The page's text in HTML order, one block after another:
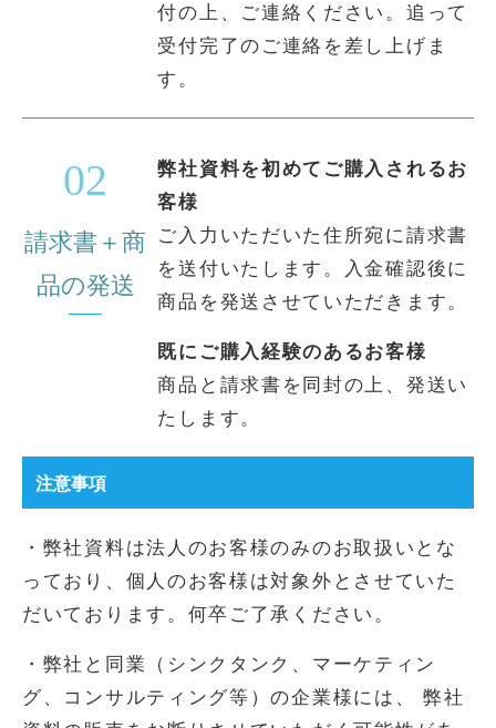
付の上、ご連絡ください。追って
受付完了のご連絡を差し上げま
す。
02
請求書＋商
品の発送
弊社資料を初めてご購入されるお
客様
ご入力いただいた住所宛に請求書
を送付いたします。入金確認後に
商品を発送させていただきます。
既にご購入経験のあるお客様
商品と請求書を同封の上、発送い
たします。
注意事項
・弊社資料は法人のお客様のみのお取扱いとな
っており、個人のお客様は対象外とさせていた
だいております。何卒ご了承ください。
・弊社と同業（シンクタンク、マーケティン
グ、コンサルティング等）の企業様には、 弊社